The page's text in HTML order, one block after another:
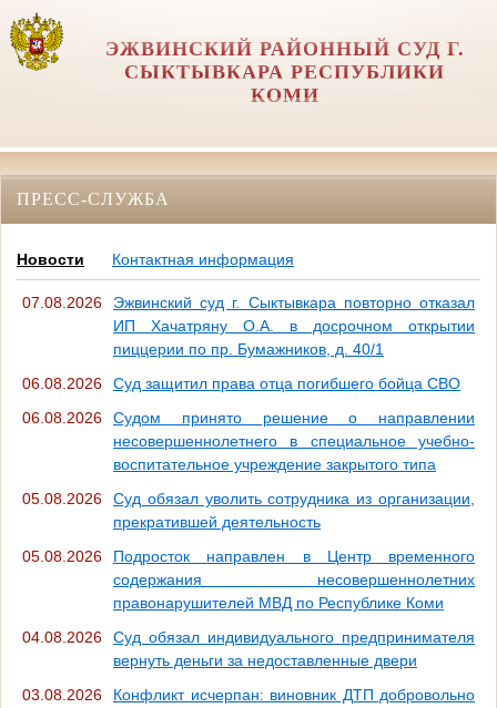
ЭЖВИНСКИЙ РАЙОННЫЙ СУД Г.
СЫКТЫВКАРА РЕСПУБЛИКИ
КОМИ
ПРЕСС-СЛУЖБА
Новости Контактная информация
07.08.2026
Эжвинский суд г. Сыктывкара повторно отказал
ИП Хачатряну О.А. в досрочном открытии
пиццерии по пр. Бумажников, д. 40/1
06.08.2026
Суд защитил права отца погибшего бойца СВО
06.08.2026
Судом принято решение о направлении
несовершеннолетнего в специальное учебно-
воспитательное учреждение закрытого типа
05.08.2026
Суд обязал уволить сотрудника из организации,
прекратившей деятельность
05.08.2026
Подросток направлен в Центр временного
содержания несовершеннолетних
правонарушителей МВД по Республике Коми
04.08.2026
Суд обязал индивидуального предпринимателя
вернуть деньги за недоставленные двери
03.08.2026
Конфликт исчерпан: виновник ДТП добровольно